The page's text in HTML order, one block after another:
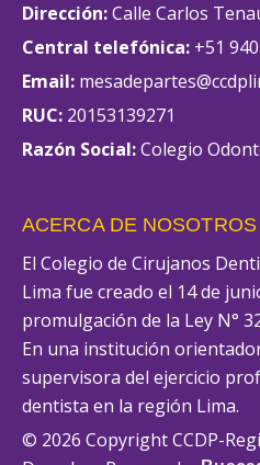
Dirección:Calle Carlos
Central telefónica: +51
Email:
RUC: 20153139271
Razón Social:Colegio
ACERCA DE NOSOTROS
El Colegio de Cirujanos
Lima fue creado el 14 de
promulgación de la Ley N°
En una institución
supervisora del ejercicio
dentista en la región Lima.
© 2026 Copyright CCDP-